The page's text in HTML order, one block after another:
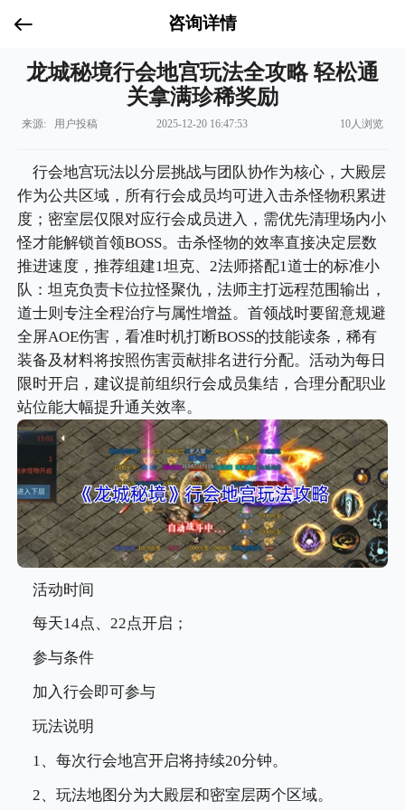
咨询详情
龙城秘境行会地宫玩法全攻略 轻松通
关拿满珍稀奖励
来源: 用户投稿 2025-12-20 16:47:53 10人浏览
行会地宫玩法以分层挑战与团队协作为核心，大殿层
作为公共区域，所有行会成员均可进入击杀怪物积累进
度；密室层仅限对应行会成员进入，需优先清理场内小
怪才能解锁首领BOSS。击杀怪物的效率直接决定层数
推进速度，推荐组建1坦克、2法师搭配1道士的标准小
队：坦克负责卡位拉怪聚仇，法师主打远程范围输出，
道士则专注全程治疗与属性增益。首领战时要留意规避
全屏AOE伤害，看准时机打断BOSS的技能读条，稀有
装备及材料将按照伤害贡献排名进行分配。活动为每日
限时开启，建议提前组织行会成员集结，合理分配职业
站位能大幅提升通关效率。
活动时间
每天14点、22点开启；
参与条件
加入行会即可参与
玩法说明
1、每次行会地宫开启将持续20分钟。
2、玩法地图分为大殿层和密室层两个区域。